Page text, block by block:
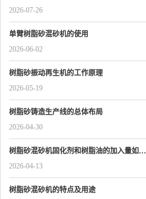
2026-07-26
单臂树脂砂混砂机的使用
2026-06-02
树脂砂振动再生机的工作原理
2026-05-19
树脂砂铸造生产线的总体布局
2026-04-30
树脂砂混砂机固化剂和树脂油的加入量如…
2026-04-13
树脂砂混砂机的特点及用途